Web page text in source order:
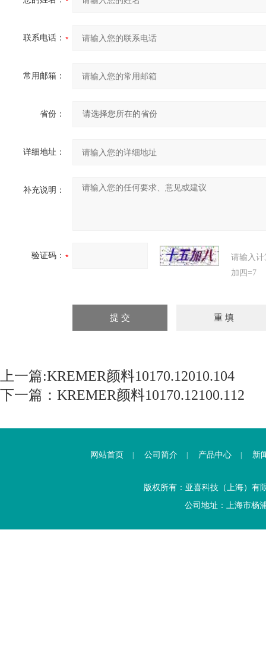
联系电话：
常用邮箱：
省份：
详细地址：
补充说明：
验证码：
请输入
加四=7
上一篇:KREMER颜料10170.12010.104
下一篇： KREMER颜料10170.12100.112
网站首页 公司简介 产品中心 新
版权所有：亚喜科技（上海）
公司地址：上海市杨